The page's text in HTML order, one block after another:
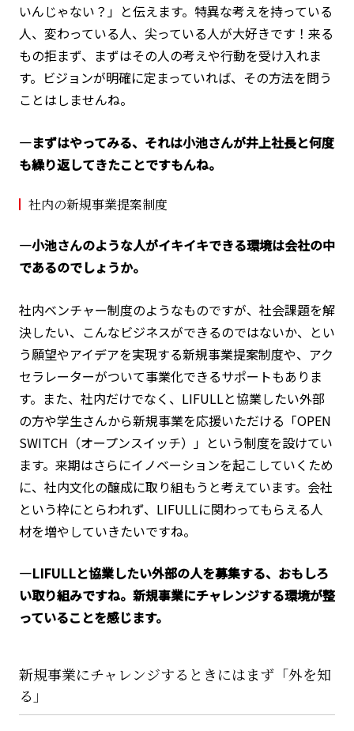
いんじゃない？」と伝えます。特異な考えを持っている
人、変わっている人、尖っている人が大好きです！来る
もの拒まず、まずはその人の考えや行動を受け入れま
す。ビジョンが明確に定まっていれば、その方法を問う
ことはしませんね。
―まずはやってみる、それは小池さんが井上社長と何度
も繰り返してきたことですもんね。
社内の新規事業提案制度
―小池さんのような人がイキイキできる環境は会社の中
であるのでしょうか。
社内ベンチャー制度のようなものですが、社会課題を解
決したい、こんなビジネスができるのではないか、とい
う願望やアイデアを実現する新規事業提案制度や、アク
セラレーターがついて事業化できるサポートもありま
す。また、社内だけでなく、LIFULLと協業したい外部
の方や学生さんから新規事業を応援いただける「OPEN
SWITCH（オープンスイッチ）」という制度を設けてい
ます。来期はさらにイノベーションを起こしていくため
に、社内文化の醸成に取り組もうと考えています。会社
という枠にとらわれず、LIFULLに関わってもらえる人
材を増やしていきたいですね。
―LIFULLと協業したい外部の人を募集する、おもしろ
い取り組みですね。新規事業にチャレンジする環境が整
っていることを感じます。
新規事業にチャレンジするときにはまず「外を知
る」